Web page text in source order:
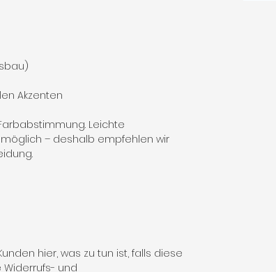
Akzenten
Leichte
– deshalb empfehlen wir
hier, was zu tun ist, falls diese
Widerrufs- und